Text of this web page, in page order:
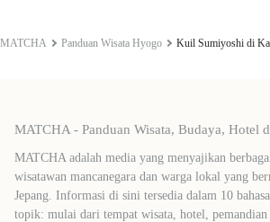
MATCHA Panduan Wisata Hyogo Kuil Sumiyoshi di
MATCHA - Panduan Wisata, Budaya, Hotel
MATCHA adalah media yang menyajikan
wisatawan mancanegara dan warga lokal yang
Jepang. Informasi di sini tersedia dalam 10
topik: mulai dari tempat wisata, hotel, pemandian